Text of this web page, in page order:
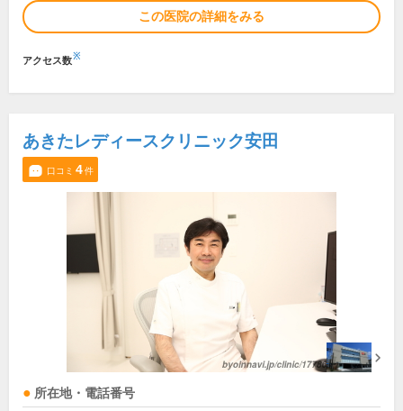
この医院の詳細をみる
アクセス数※
あきたレディースクリニック安田
口コミ 4件
所在地・電話番号